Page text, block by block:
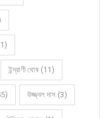
ইন্দ্রাণী ঘোষ (11)
উজ্জ্বল দাস (3)